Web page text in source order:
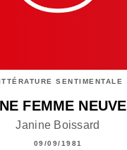
SENTIMENTALE
FEMME NEUVE
Janine Boissard
09/09/1981